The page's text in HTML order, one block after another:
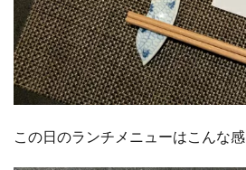
この日のランチメニューはこんな感